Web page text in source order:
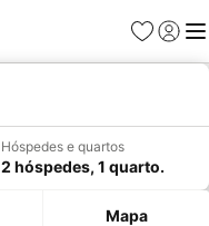
Favoritos
Iniciar
Hóspedes e quartos
2 hóspedes, 1 quarto.
Mapa